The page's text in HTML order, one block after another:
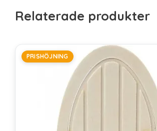
Relaterade produkter
PRISHÖJNING